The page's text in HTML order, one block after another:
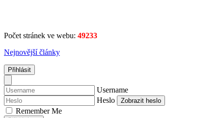
Počet stránek ve webu: 49233
Nejnovější články
Přihlásit
Username
Heslo
Zobrazit heslo
Remember Me